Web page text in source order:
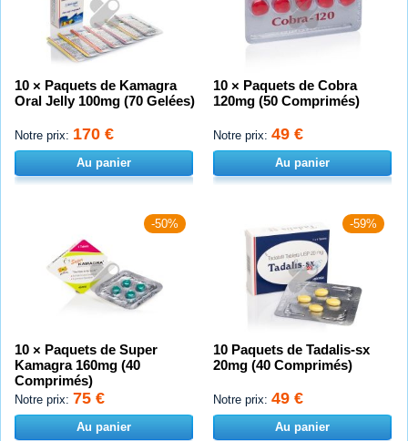
10 × Paquets de Kamagra
Oral Jelly 100mg (70 Gelées)
Notre prix: 170 €
Au panier
10 × Paquets de Cobra
120mg (50 Comprimés)
Notre prix: 49 €
Au panier
-50%
10 × Paquets de Super
Kamagra 160mg (40
Comprimés)
Notre prix: 75 €
Au panier
-59%
10 Paquets de Tadalis-sx
20mg (40 Comprimés)
Notre prix: 49 €
Au panier